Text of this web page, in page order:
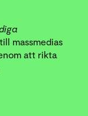
massmedias
att rikta